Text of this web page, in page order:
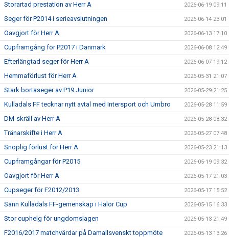
Storartad prestation av Herr A 2026-06-19 09:11
Seger för P2014 i serieavslutningen 2026-06-14 23:01
Oavgjort för Herr A 2026-06-13 17:10
Cupframgång för P2017 i Danmark 2026-06-08 12:49
Efterlängtad seger för Herr A 2026-06-07 19:12
Hemmaförlust för Herr A 2026-05-31 21:07
Stark bortaseger av P19 Junior 2026-05-29 21:25
Kulladals FF tecknar nytt avtal med Intersport och Umbro 2026-05-28 11:59
DM-skräll av Herr A 2026-05-28 08:32
Tränarskifte i Herr A 2026-05-27 07:48
Snöplig förlust för Herr A 2026-05-23 21:13
Cupframgångar för P2015 2026-05-19 09:32
Oavgjort för Herr A 2026-05-17 21:03
Cupseger för F2012/2013 2026-05-17 15:52
Sann Kulladals FF-gemenskap i Halör Cup 2026-05-15 16:33
Stor cuphelg för ungdomslagen 2026-05-13 21:49
F2016/2017 matchvärdar på Damallsvenskt toppmöte 2026-05-13 13:26